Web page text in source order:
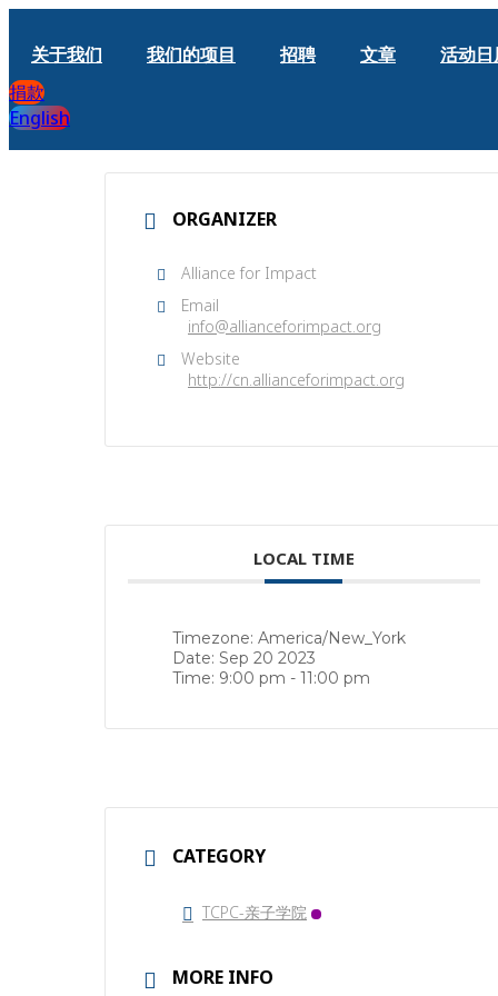
关于我们 我们的项目 招聘 文章
活动日
捐款
English
ORGANIZER
Alliance for Impact
Email
info@allianceforimpact.org
Website
http://cn.allianceforimpact.org
LOCAL TIME
Timezone: America/New_York
Date: Sep 20 2023
Time: 9:00 pm - 11:00 pm
CATEGORY
TCPC-亲子学院
MORE INFO